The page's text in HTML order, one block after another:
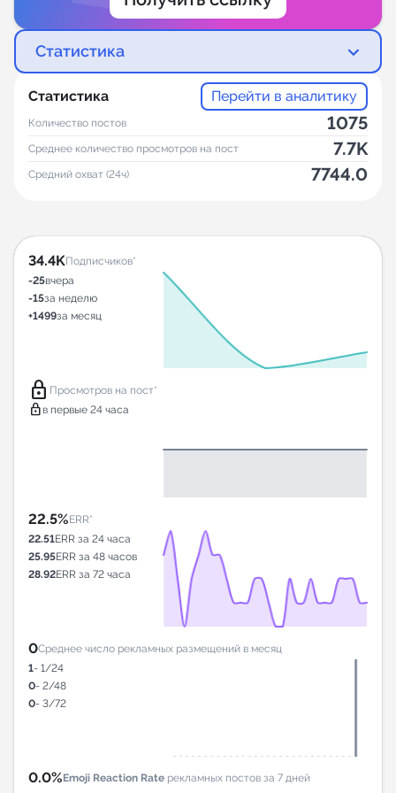
Статистика
Статистика Перейти в аналитику
Количество постов 1075
Среднее количество просмотров на пост 7.7K
Средний охват (24ч) 7744.0
34.4KПодписчиков*
-25вчера
-15за неделю
+1499за месяц
lock Просмотров на пост*
lock в первые 24 часа
22.5%ERR*
22.51ERR за 24 часа
25.95ERR за 48 часов
28.92ERR за 72 часа
0Среднее число рекламных размещений в месяц
1- 1/24
0- 2/48
0- 3/72
0.0%Emoji Reaction Rate рекламных постов за 7 дней